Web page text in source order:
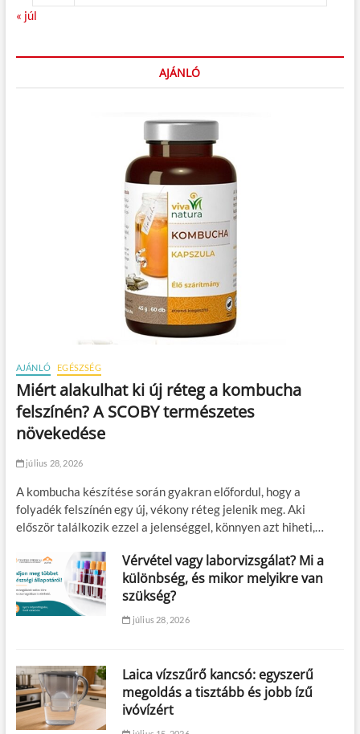
« júl
AJÁNLÓ
AJÁNLÓ EGÉSZSÉG
Miért alakulhat ki új réteg a kombucha
felszínén? A SCOBY természetes
növekedése
július 28, 2026
A kombucha készítése során gyakran előfordul, hogy a
folyadék felszínén egy új, vékony réteg jelenik meg. Aki
először találkozik ezzel a jelenséggel, könnyen azt hiheti,…
Vérvétel vagy laborvizsgálat? Mi a
különbség, és mikor melyikre van
szükség?
július 28, 2026
Laica vízszűrő kancsó: egyszerű
megoldás a tisztább és jobb ízű
ivóvízért